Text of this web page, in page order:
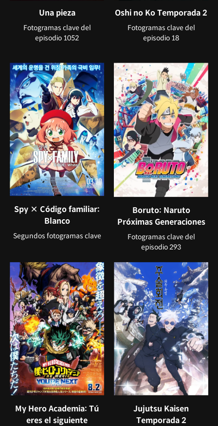
Una pieza
Fotogramas clave del
episodio 1052
Oshi no Ko Temporada 2
Fotogramas clave del
episodio 18
Spy × Código familiar:
Blanco
Segundos fotogramas clave
Boruto: Naruto
Próximas Generaciones
Fotogramas clave del
episodio 293
My Hero Academia: Tú
eres el siguiente
Jujutsu Kaisen
Temporada 2